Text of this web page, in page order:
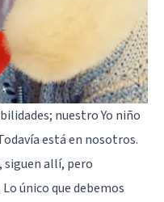
nuestro Yo niño
está en nosotros.
siguen allí, pero
único que debemos